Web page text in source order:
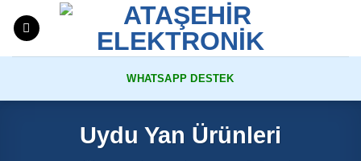
WHATSAPP DESTEK
Uydu Yan Ürünleri